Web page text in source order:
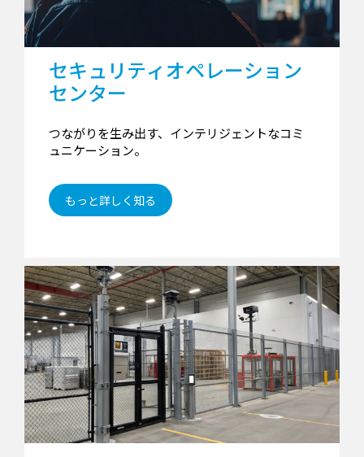
セキュリティオペレーション
センター
つながりを生み出す、インテリジェントなコミ
ュニケーション。
もっと詳しく知る